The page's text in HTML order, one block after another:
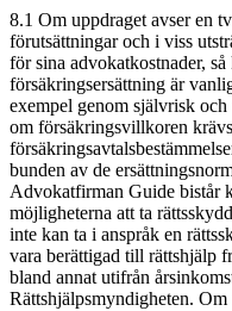
8.1 Om uppdraget avser en
förutsättningar och i viss
för sina advokatkostnader,
försäkringsersättning är
exempel genom självrisk
om försäkringsvillkoren
bunden av de
Advokatfirman Guide bistår
möjligheterna att ta
inte kan ta i anspråk en
vara berättigad till rättshjälp
bland annat utifrån
Rättshjälpsmyndigheten.